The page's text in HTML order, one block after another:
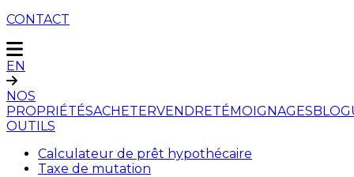
CONTACT
EN
NOS
PROPRIÉTÉSACHETERVENDRETÉMOIGNAGES
OUTILS
Calculateur de prêt hypothécaire
Taxe de mutation